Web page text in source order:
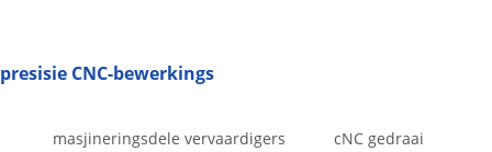
presisie CNC-bewerkings
masjineringsdele vervaardigers cNC gedraai